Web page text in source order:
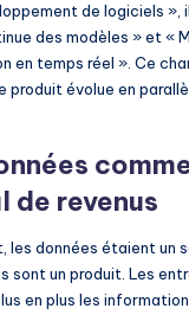
de logiciels »,
des modèles » et «
en temps réel ». Ce
produit évolue en
de revenus
les données étaient un
sont un produit. Les
en plus les